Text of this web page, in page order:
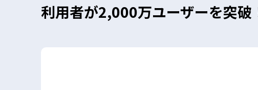
利用者が2,000万ユーザーを突破